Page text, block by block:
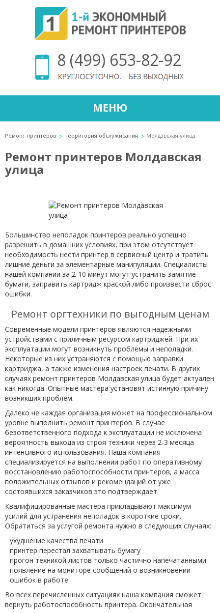
8 (499) 653-82-92
МЕНЮ
Ремонт принтеров Территория обслуживания Молдавская улица
Ремонт принтеров Молдавская
улица
Большинство неполадок принтеров реально успешно
разрешить в домашних условиях, при этом отсутствует
необходимость нести принтер в сервисный центр и тратить
лишние деньги за элементарные манипуляции. Специалисты
нашей компании за 2-10 минут могут устранить замятие
бумаги, заправить картридж краской либо произвести сброс
ошибки.
Ремонт оргтехники по выгодным ценам
Современные модели принтеров являются надежными
устройствами с приличным ресурсом картриджей. При их
эксплуатации могут возникнуть проблемы и неполадки.
Некоторые из них устраняются с помощью заправки
картриджа, а также изменения настроек печати. В других
случаях ремонт принтеров Молдавская улица будет актуален
как никогда. Опытные мастера установят истинную причину
возникших проблем.
Далеко не каждая организация может на профессиональном
уровне выполнить ремонт принтеров. В случае
безответственного подхода к эксплуатации не исключена
вероятность выхода из строя техники через 2-3 месяца
интенсивного использования. Наша компания
специализируется на выполнении работ по оперативному
восстановлению работоспособности принтеров, а масса
положительных отзывов и рекомендаций от уже
состоявшихся заказчиков это подтверждает.
Квалифицированные мастера прикладывают максимум
усилий для устранения неполадок в короткие сроки.
Обратиться за услугой ремонта нужно в следующих случаях:
ухудшение качества печати
принтер перестал захватывать бумагу
прогон техникой листов только частично напечатанными
появление на мониторе сообщений о возникновении
ошибок в работе
Во всех перечисленных ситуациях наша компания сможет
вернуть работоспособность принтера. Окончательная